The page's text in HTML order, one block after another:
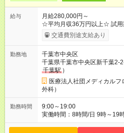
給与
月給280,000円～
☆平均月収36万円以上☆ 試用
社員として、月給26万円とな
28万円+インセンティブ（平
次昇給制度アリ】 年次昇給制
役職につかない場合でもしっかり昇給♪ 【試用
り 試用期間の長さ：6ヶ月 ※
なる部分があります。 雇用
月給 260,000円以上
交通費別途支給あり
勤務地
千葉市中央区
千葉県千葉市中央区新千葉2-
千葉駅 ）
医療法人社団メディカル
外科）
勤務時間
9:00～19:00
実働時間：8時間/日 9時～19
【残業ほぼ無し！】 残業月